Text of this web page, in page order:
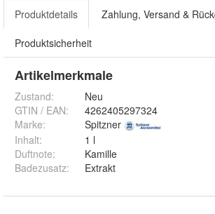
Produktdetails Zahlung, Versand &
Produktsicherheit
Artikelmerkmale
Zustand:
Neu
GTIN / EAN:
4262405297324
Marke:
Spitzner
Inhalt:
1 l
Duftnote:
Kamille
Badezusatz: Extrakt